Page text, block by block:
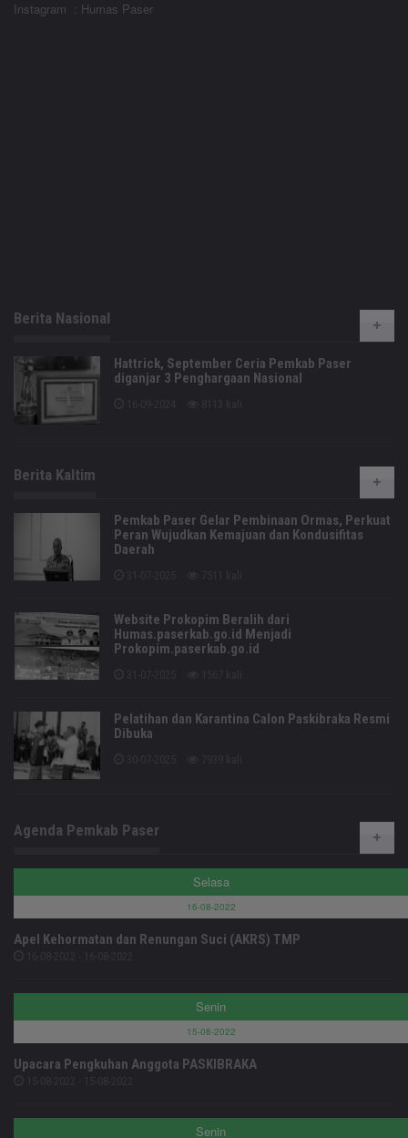
Instagram : Humas Paser
Berita Nasional
Hattrick, September Ceria Pemkab Paser
diganjar 3 Penghargaan Nasional
Berita Kaltim
Pemkab Paser Gelar Pembinaan Ormas, Perkuat
Peran Wujudkan Kemajuan dan Kondusifitas
Daerah
Website Prokopim Beralih dari
Humas.paserkab.go.id Menjadi
Prokopim.paserkab.go.id
Pelatihan dan Karantina Calon Paskibraka Resmi
Dibuka
Agenda Pemkab Paser
Selasa
16-08-2022
Apel Kehormatan dan Renungan Suci (AKRS) TMP
Senin
15-08-2022
Upacara Pengkuhan Anggota PASKIBRAKA
Senin